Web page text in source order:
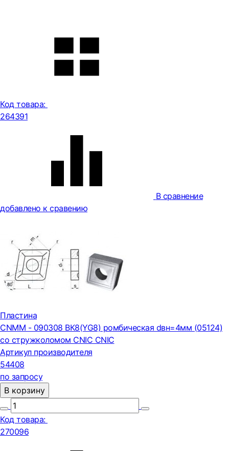
Код товара:
264391
В сравнение
добавлено к сравению
Пластина
CNMM - 090308 ВК8(YG8) ромбическая dвн=4мм (05124)
со стружколомом CNIC CNIC
Артикул производителя
54408
по запросу
В корзину
Код товара:
270096